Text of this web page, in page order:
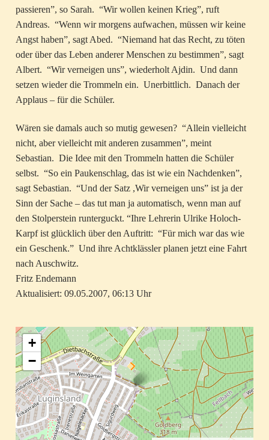
passieren”, so Sarah. “Wir wollen keinen Krieg”, ruft
Andreas. “Wenn wir morgens aufwachen, müssen wir keine
Angst haben”, sagt Abed. “Niemand hat das Recht, zu töten
oder über das Leben anderer Menschen zu bestimmen”, sagt
Albert. “Wir verneigen uns”, wiederholt Ajdin. Und dann
setzen wieder die Trommeln ein. Unerbittlich. Danach der
Applaus – für die Schüler.
Wären sie damals auch so mutig gewesen? “Allein vielleicht
nicht, aber vielleicht mit anderen zusammen”, meint
Sebastian. Die Idee mit den Trommeln hatten die Schüler
selbst. “So ein Paukenschlag, das ist wie ein Nachdenken”,
sagt Sebastian. “Und der Satz ,Wir verneigen uns” ist ja der
Sinn der Sache – das tut man ja automatisch, wenn man auf
den Stolperstein runterguckt. “Ihre Lehrerin Ulrike Holoch-
Karpf ist glücklich über den Auftritt: “Für mich war das wie
ein Geschenk.” Und ihre Achtklässler planen jetzt eine Fahrt
nach Auschwitz.
Fritz Endemann
Aktualisiert: 09.05.2007, 06:13 Uhr
+
−